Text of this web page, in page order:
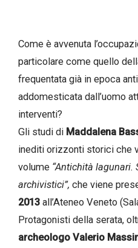
Come è avvenuta
particolare come quello
frequentata già in epoca
addomesticata dall’uomo
interventi?
Gli studi di Maddalena
inediti orizzonti storici che
volume “Antichità lagunari.
archivistici”, che viene
2013 all’Ateneo Veneto
Protagonisti della serata,
archeologo Valerio
accordo
con il
decreto
legislativo
196/03
Registrazione
avvenuta con
successo!